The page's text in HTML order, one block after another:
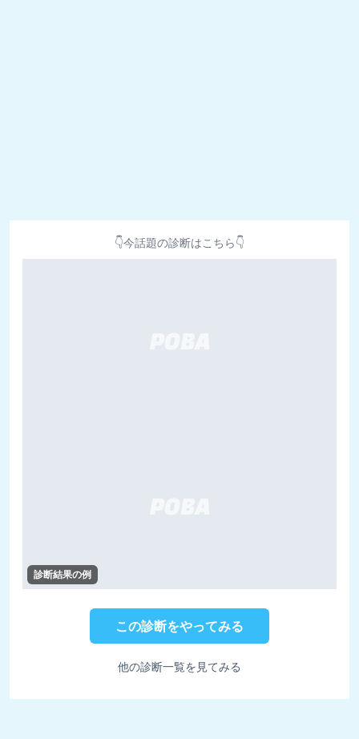
👇今話題の診断はこちら👇
診断結果の例
この診断をやってみる
他の診断一覧を見てみる